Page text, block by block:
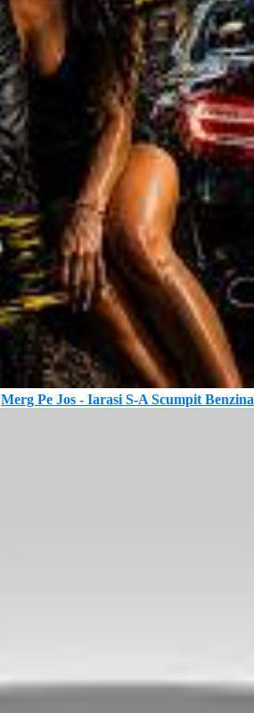
Merg Pe Jos - Iarasi S-A Scumpit Benzina